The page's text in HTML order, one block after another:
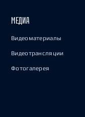
МЕДИА
Видеоматериалы
Видеотрансляции
Фотогалерея